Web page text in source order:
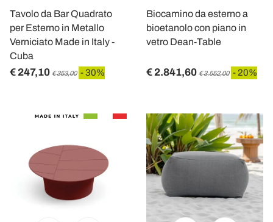
Tavolo da Bar Quadrato
per Esterno in Metallo
Verniciato Made in Italy -
Cuba
€ 247,10 € 353,00 - 30%
Biocamino da esterno a
bioetanolo con piano in
vetro Dean-Table
€ 2.841,60 € 3.552,00 - 20%